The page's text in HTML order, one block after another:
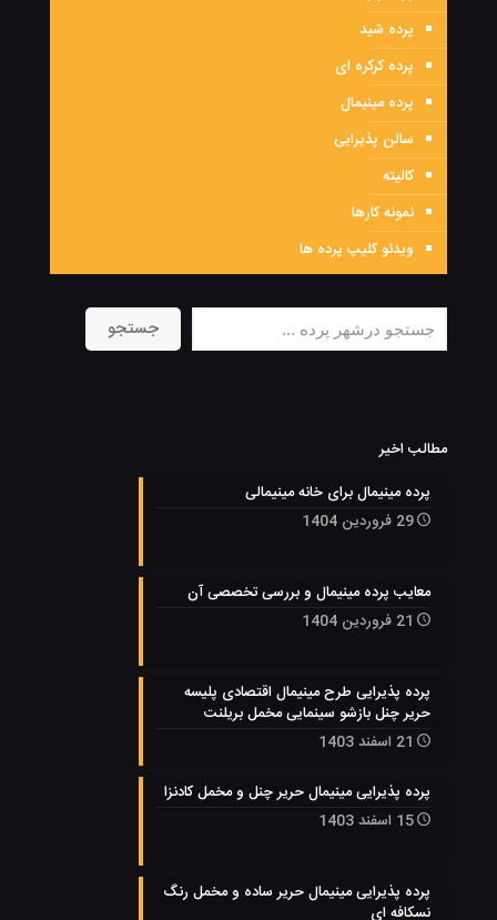
پرده شید
پرده کرکره ای
پرده مینیمال
سالن پذیرایی
کالیته
نمونه کارها
ویدئو کلیپ پرده ها
جستجو جستجو
مطالب اخیر
پرده مینیمال برای خانه مینیمالی
29 فروردین 1404
معایب پرده مینیمال و بررسی تخصصی آن
21 فروردین 1404
پرده پذیرایی طرح مینیمال اقتصادی پلیسه
حریر چنل بازشو سینمایی مخمل بریلنت
21 اسفند 1403
پرده پذیرایی مینیمال حریر چنل و مخمل کادنزا
15 اسفند 1403
پرده پذیرایی مینیمال حریر ساده و مخمل رنگ
نسکافه ای